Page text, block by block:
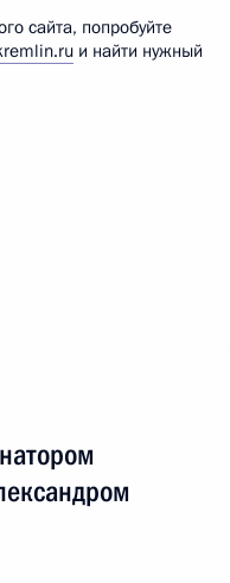
сайта, попробуйте
и найти нужный